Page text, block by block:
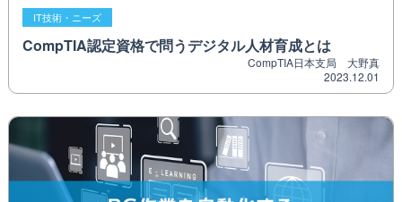
IT技術・ニーズ
CompTIA認定資格で問うデジタル人材育成とは
CompTIA日本支局 大野真
2023.12.01